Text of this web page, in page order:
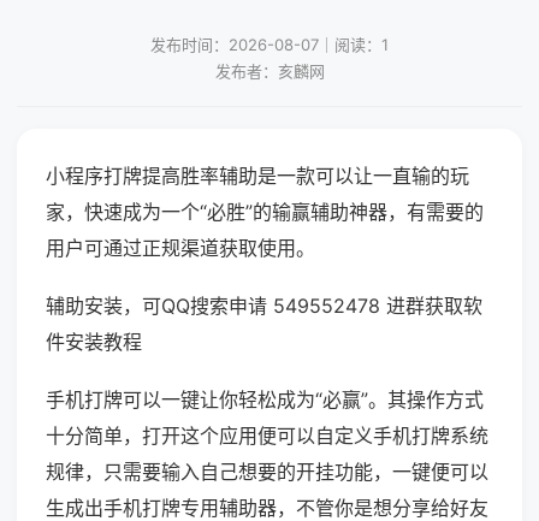
发布时间：2026-08-07｜阅读：1
发布者：亥麟网
小程序打牌提高胜率辅助是一款可以让一直输的玩
家，快速成为一个“必胜”的输赢辅助神器，有需要的
用户可通过正规渠道获取使用。
辅助安装，可QQ搜索申请 549552478 进群获取软
件安装教程
手机打牌可以一键让你轻松成为“必赢”。其操作方式
十分简单，打开这个应用便可以自定义手机打牌系统
规律，只需要输入自己想要的开挂功能，一键便可以
生成出手机打牌专用辅助器，不管你是想分享给好友